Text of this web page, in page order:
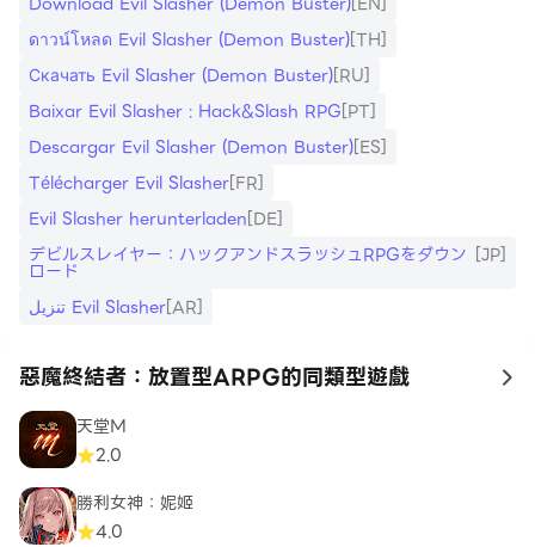
ดาวน์โหลด Evil Slasher (Demon Buster)[TH]
Скачать Evil Slasher (Demon Buster)[RU]
Baixar Evil Slasher : Hack&Slash RPG[PT]
Descargar Evil Slasher (Demon Buster)[ES]
Télécharger Evil Slasher[FR]
Evil Slasher herunterladen[DE]
デビルスレイヤー：ハックアンドスラッシュRPGをダウン
ロード
[JP]
تنزيل Evil Slasher[AR]
惡魔終結者：放置型ARPG的同類型遊戲 to
天堂M
2.0
勝利女神：妮姬
4.0